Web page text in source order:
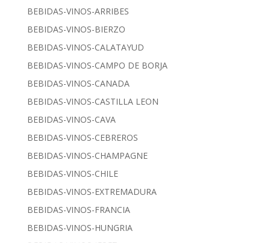
BEBIDAS-VINOS-ARRIBES
BEBIDAS-VINOS-BIERZO
BEBIDAS-VINOS-CALATAYUD
BEBIDAS-VINOS-CAMPO DE BORJA
BEBIDAS-VINOS-CANADA
BEBIDAS-VINOS-CASTILLA LEON
BEBIDAS-VINOS-CAVA
BEBIDAS-VINOS-CEBREROS
BEBIDAS-VINOS-CHAMPAGNE
BEBIDAS-VINOS-CHILE
BEBIDAS-VINOS-EXTREMADURA
BEBIDAS-VINOS-FRANCIA
BEBIDAS-VINOS-HUNGRIA